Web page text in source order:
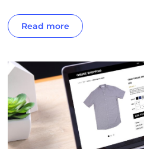
Read more